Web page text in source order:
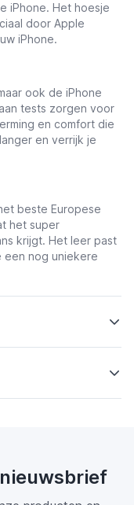
iPhone. Het hoesje
door Apple
iPhone.
ook de iPhone
tests zorgen voor
en comfort die
en verrijk je
beste Europese
het super
krijgt. Het leer past
een nog uniekere